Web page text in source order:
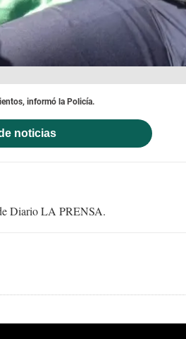
informó la Policía.
noticias
Diario LA PRENSA.